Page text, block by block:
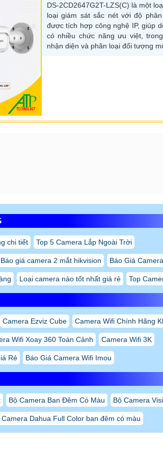
DS-2CD2647G2T-LZS(C) là một
loại giám sát sắc nét với độ
được tích hợp công nghệ IP, giúp
có nhiều chức năng ưu việt,
nhận diện và phân loại đối tượng
chi tiết Top 5 Camera Lắp Ngoài Trời
Báo giá camera 2 mắt hikvision Báo Giá
Loại camera nào tốt nhất giá rẻ Top
Camera Ezviz Cube Camera Wifi Chính Hãng
Wifi Xoay 360 Toàn Cảnh Camera Wifi 3K
Rẻ Báo Giá Camera Wifi Imou
Bộ Camera Ban Đêm Có Màu Bộ Camera
Camera Dahua Full Color ban đêm có màu